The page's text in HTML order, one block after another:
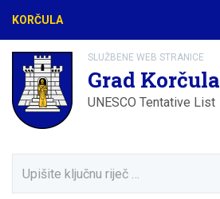
KORČULA
SLUŽBENE WEB STRANICE
Grad Korčula
UNESCO Tentative List